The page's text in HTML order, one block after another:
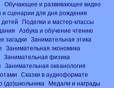
Обучающее и развивающее видео
и сценарии для дня рождения
детей
Поделки и мастер-классы
Азбука и обучение чтению
загадки
Занимательная этика
Занимательная экономика
Занимательная физика
Занимательная океанология
Сказки в аудиоформате
(до)школьника
Медали и награды